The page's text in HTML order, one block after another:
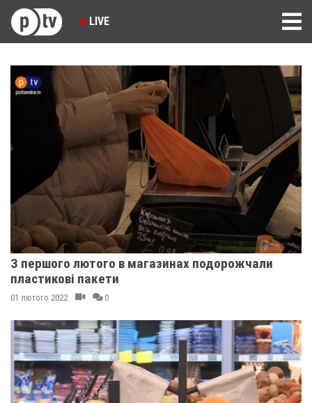
LIVE
З першого лютого в магазинах подорожчали
пластикові пакети
01 лютого 2022 0